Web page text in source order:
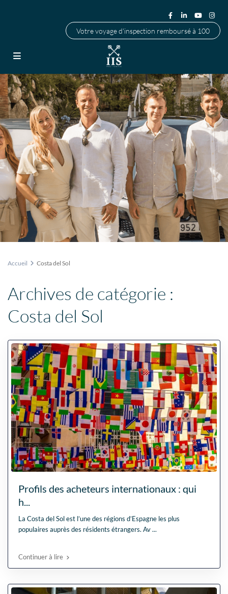
Votre voyage d'inspection remboursé à 100
Accueil Costa del Sol
Archives de catégorie :
Costa del Sol
Profils des acheteurs internationaux : qui
h...
La Costa del Sol est l’une des régions d’Espagne les plus
populaires auprès des résidents étrangers. Av...
Continuer à lire